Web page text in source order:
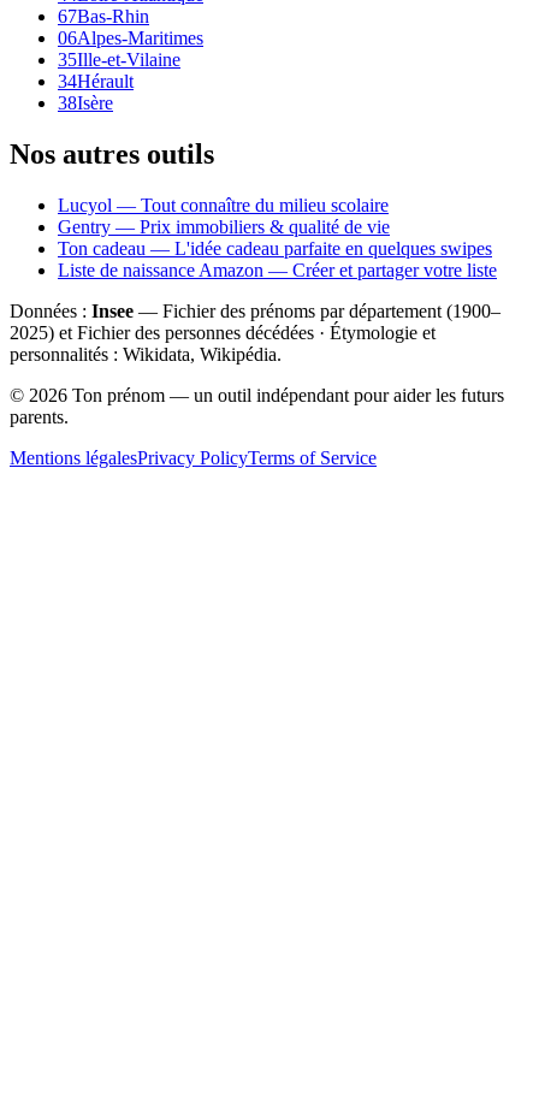
67Bas-Rhin
06Alpes-Maritimes
35Ille-et-Vilaine
34Hérault
38Isère
Nos autres outils
Lucyol — Tout connaître du milieu scolaire
Gentry — Prix immobiliers & qualité de vie
Ton cadeau — L'idée cadeau parfaite en quelques swipes
Liste de naissance Amazon — Créer et partager votre liste
Données : Insee — Fichier des prénoms par département (1900–
2025) et Fichier des personnes décédées · Étymologie et
personnalités : Wikidata, Wikipédia.
© 2026 Ton prénom — un outil indépendant pour aider les futurs
parents.
Mentions légalesPrivacy PolicyTerms of Service